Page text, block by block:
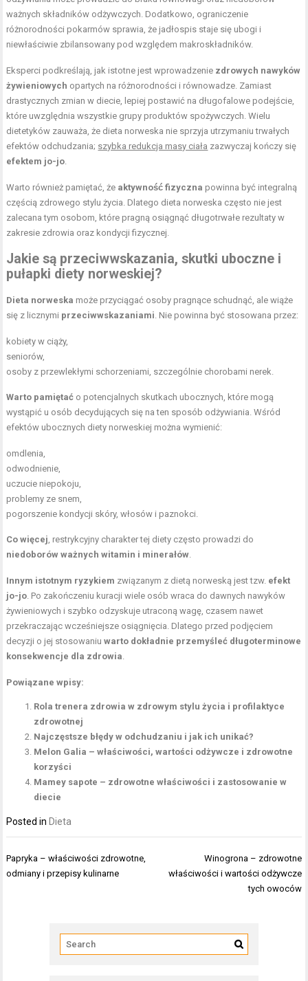
ważnych składników odżywczych. Dodatkowo, ograniczenie
różnorodności pokarmów sprawia, że jadłospis staje się ubogi i
niewłaściwie zbilansowany pod względem makroskładników.
Eksperci podkreślają, jak istotne jest wprowadzenie zdrowych nawyków
żywieniowych opartych na różnorodności i równowadze. Zamiast
drastycznych zmian w diecie, lepiej postawić na długofalowe podejście,
które uwzględnia wszystkie grupy produktów spożywczych. Wielu
dietetyków zauważa, że dieta norweska nie sprzyja utrzymaniu trwałych
efektów odchudzania; szybka redukcja masy ciała zazwyczaj kończy się
efektem jo-jo.
Warto również pamiętać, że aktywność fizyczna powinna być integralną
częścią zdrowego stylu życia. Dlatego dieta norweska często nie jest
zalecana tym osobom, które pragną osiągnąć długotrwałe rezultaty w
zakresie zdrowia oraz kondycji fizycznej.
Jakie są przeciwwskazania, skutki uboczne i
pułapki diety norweskiej?
Dieta norweska może przyciągać osoby pragnące schudnąć, ale wiąże
się z licznymi przeciwwskazaniami. Nie powinna być stosowana przez:
kobiety w ciąży,
seniorów,
osoby z przewlekłymi schorzeniami, szczególnie chorobami nerek.
Warto pamiętać o potencjalnych skutkach ubocznych, które mogą
wystąpić u osób decydujących się na ten sposób odżywiania. Wśród
efektów ubocznych diety norweskiej można wymienić:
omdlenia,
odwodnienie,
uczucie niepokoju,
problemy ze snem,
pogorszenie kondycji skóry, włosów i paznokci.
Co więcej, restrykcyjny charakter tej diety często prowadzi do
niedoborów ważnych witamin i minerałów.
Innym istotnym ryzykiem związanym z dietą norweską jest tzw. efekt
jo-jo. Po zakończeniu kuracji wiele osób wraca do dawnych nawyków
żywieniowych i szybko odzyskuje utraconą wagę, czasem nawet
przekraczając wcześniejsze osiągnięcia. Dlatego przed podjęciem
decyzji o jej stosowaniuwarto dokładnie przemyśleć długoterminowe
konsekwencje dla zdrowia.
Powiązane wpisy:
Rola trenera zdrowia w zdrowym stylu życia i profilaktyce
zdrowotnej
Najczęstsze błędy w odchudzaniu i jak ich unikać?
Melon Galia – właściwości, wartości odżywcze i zdrowotne
korzyści
Mamey sapote – zdrowotne właściwości i zastosowanie w
diecie
Posted in Dieta
Nawigacja
wpisu
Papryka – właściwości zdrowotne,
odmiany i przepisy kulinarne
Winogrona – zdrowotne
właściwości i wartości odżywcze
tych owoców